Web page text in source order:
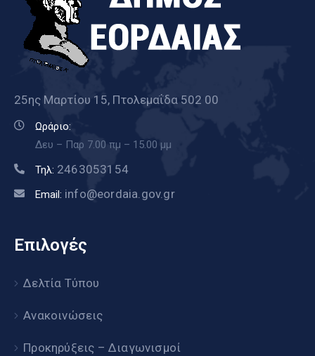
25ης Μαρτίου 15, Πτολεμαΐδα 502 00
Ωράριο:
Δευ – Παρ 7.00 πμ – 15.00 μμ
Τηλ: 2463053154
Email: info@eordaia.gov.gr
Επιλογές
Δελτία Τύπου
Ανακοινώσεις
Προκηρύξεις – Διαγωνισμοί